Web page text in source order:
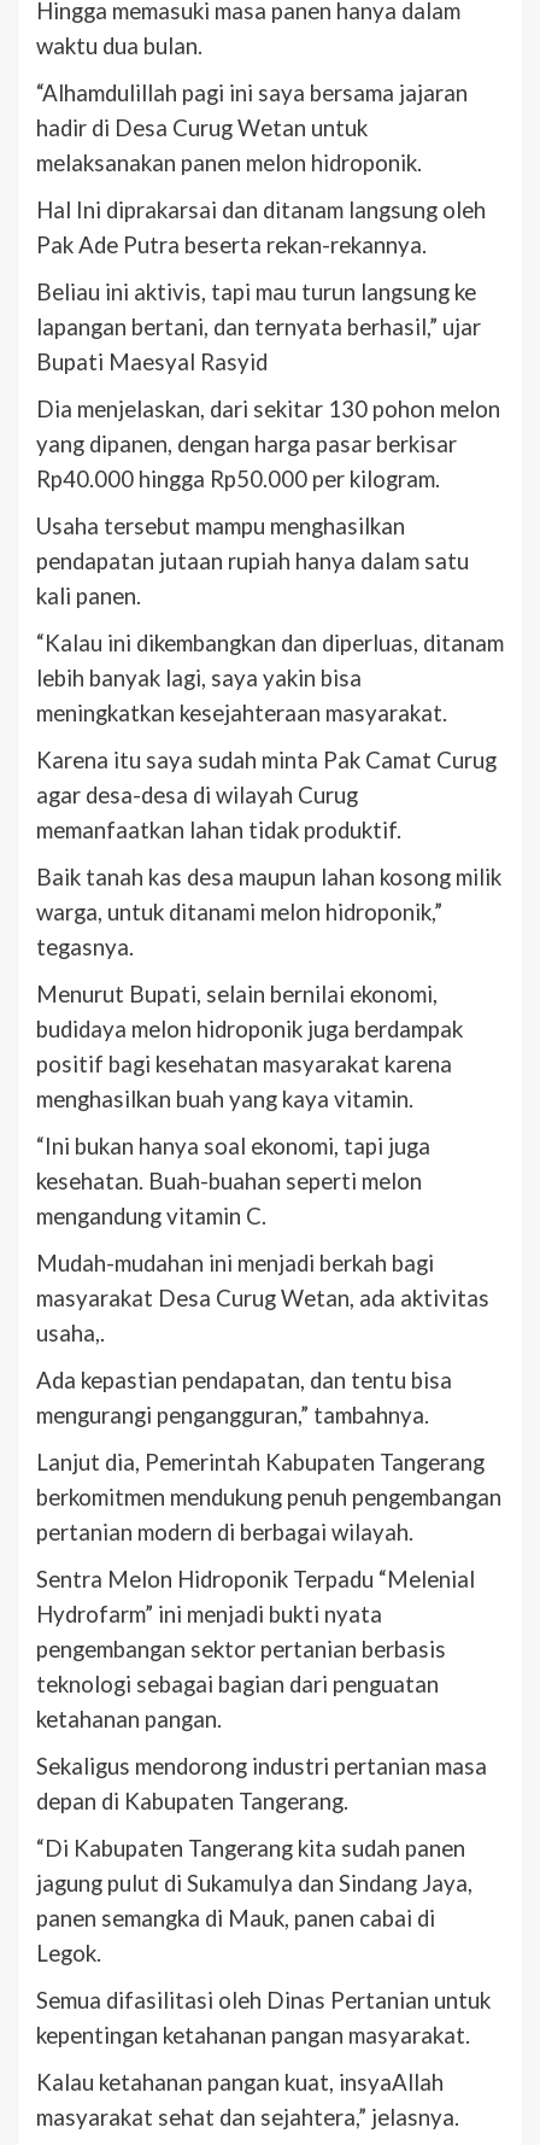
Hingga memasuki masa panen hanya dalam
waktu dua bulan.
“Alhamdulillah pagi ini saya bersama jajaran
hadir di Desa Curug Wetan untuk
melaksanakan panen melon hidroponik.
Hal Ini diprakarsai dan ditanam langsung oleh
Pak Ade Putra beserta rekan-rekannya.
Beliau ini aktivis, tapi mau turun langsung ke
lapangan bertani, dan ternyata berhasil,” ujar
Bupati Maesyal Rasyid
Dia menjelaskan, dari sekitar 130 pohon melon
yang dipanen, dengan harga pasar berkisar
Rp40.000 hingga Rp50.000 per kilogram.
Usaha tersebut mampu menghasilkan
pendapatan jutaan rupiah hanya dalam satu
kali panen.
“Kalau ini dikembangkan dan diperluas, ditanam
lebih banyak lagi, saya yakin bisa
meningkatkan kesejahteraan masyarakat.
Karena itu saya sudah minta Pak Camat Curug
agar desa-desa di wilayah Curug
memanfaatkan lahan tidak produktif.
Baik tanah kas desa maupun lahan kosong milik
warga, untuk ditanami melon hidroponik,”
tegasnya.
Menurut Bupati, selain bernilai ekonomi,
budidaya melon hidroponik juga berdampak
positif bagi kesehatan masyarakat karena
menghasilkan buah yang kaya vitamin.
“Ini bukan hanya soal ekonomi, tapi juga
kesehatan. Buah-buahan seperti melon
mengandung vitamin C.
Mudah-mudahan ini menjadi berkah bagi
masyarakat Desa Curug Wetan, ada aktivitas
usaha,.
Ada kepastian pendapatan, dan tentu bisa
mengurangi pengangguran,” tambahnya.
Lanjut dia, Pemerintah Kabupaten Tangerang
berkomitmen mendukung penuh pengembangan
pertanian modern di berbagai wilayah.
Sentra Melon Hidroponik Terpadu “Melenial
Hydrofarm” ini menjadi bukti nyata
pengembangan sektor pertanian berbasis
teknologi sebagai bagian dari penguatan
ketahanan pangan.
Sekaligus mendorong industri pertanian masa
depan di Kabupaten Tangerang.
“Di Kabupaten Tangerang kita sudah panen
jagung pulut di Sukamulya dan Sindang Jaya,
panen semangka di Mauk, panen cabai di
Legok.
Semua difasilitasi oleh Dinas Pertanian untuk
kepentingan ketahanan pangan masyarakat.
Kalau ketahanan pangan kuat, insyaAllah
masyarakat sehat dan sejahtera,” jelasnya.